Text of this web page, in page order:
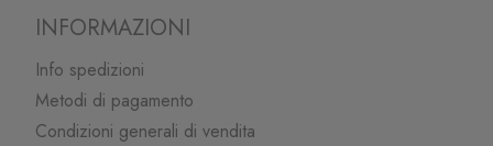
INFORMAZIONI
Info spedizioni
Metodi di pagamento
Condizioni generali di vendita